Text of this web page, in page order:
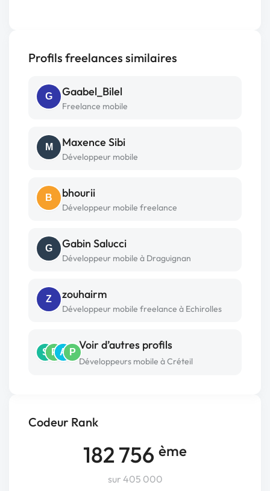
Codeur Rank
182 756 ème
sur 405 000
Profils freelances similaires
G Gaabel_Bilel
Freelance mobile
M Maxence Sibi
Développeur mobile
B bhourii
Développeur mobile freelance
G Gabin Salucci
Développeur mobile à Draguignan
Z zouhairm
Développeur mobile freelance à Echirolles
S P A P
Voir d’autres profils
Développeurs mobile à Créteil